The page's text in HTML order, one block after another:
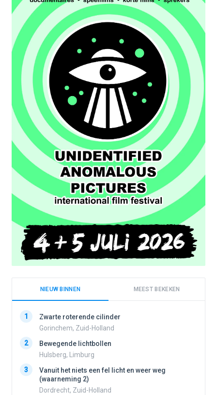
NIEUW BINNEN MEEST BEKEKEN
1
Zwarte roterende cilinder
Gorinchem, Zuid-Holland
2
Bewegende lichtbollen
Hulsberg, Limburg
3
Vanuit het niets een fel licht en weer weg
(waarneming 2)
Dordrecht, Zuid-Holland